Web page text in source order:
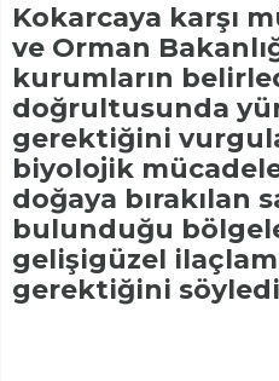
Kokarcaya karşı
ve Orman
kurumların
doğrultusunda
gerektiğini
biyolojik
doğaya bırakılan
bulunduğu
gelişigüzel
gerektiğini